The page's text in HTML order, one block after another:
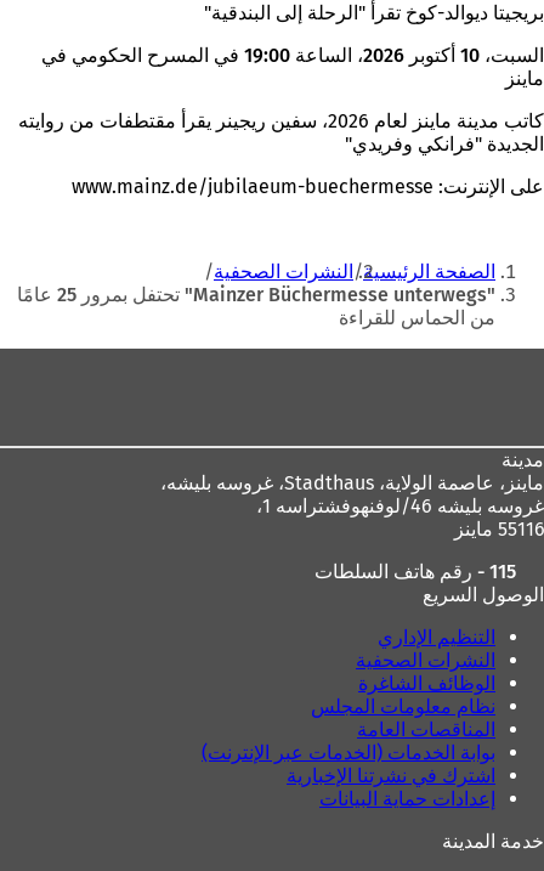
بريجيتا ديوالد-كوخ تقرأ "الرحلة إلى البندقية"
السبت، 10 أكتوبر 2026، الساعة 19:00 في المسرح الحكومي في
ماينز
كاتب مدينة ماينز لعام 2026، سفين ريجينر يقرأ مقتطفات من روايته
الجديدة "فرانكي وفريدي"
على الإنترنت: www.mainz.de/jubilaeum-buechermesse
أنت
هنا
الصفحة الرئيسية
النشرات الصحفية
"Mainzer Büchermesse unterwegs" تحتفل بمرور 25 عامًا
من الحماس للقراءة
مدينة
ماينز، عاصمة الولاية،
غروسه بليشه 46/لوفنهوفشتراسه 1،
55116 ماينز
115 - رقم هاتف السلطات
الوصول السريع
التنظيم الإداري
النشرات الصحفية
الوظائف الشاغرة
نظام معلومات المجلس
المناقصات العامة
بوابة الخدمات (الخدمات عبر الإنترنت)
اشترك في نشرتنا الإخبارية
إعدادات حماية البيانات
خدمة المدينة